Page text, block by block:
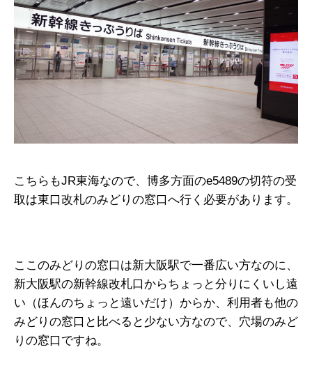
こちらもJR東海なので、博多方面のe5489の切符の受
取は東口改札のみどりの窓口へ行く必要があります。
ここのみどりの窓口は新大阪駅で一番広い方なのに、
新大阪駅の新幹線改札口からちょっと分りにくいし遠
い（ほんのちょっと遠いだけ）からか、利用者も他の
みどりの窓口と比べると少ない方なので、穴場のみど
りの窓口ですね。